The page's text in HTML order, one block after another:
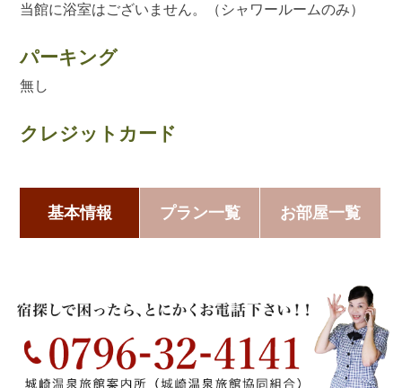
当館に浴室はございません。（シャワールームのみ）
パーキング
無し
クレジットカード
基本情報 プラン一覧 お部屋一覧